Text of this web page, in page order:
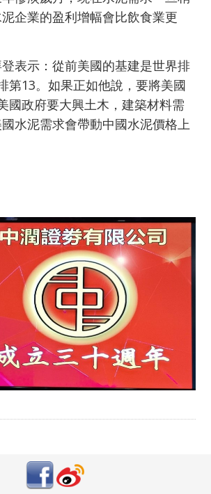
企業的盈利增幅會比飲食業更
表示：從前美國的基建是世界排
第13。如果正如他說，要將美國
國政府要大興土木，建築材料需
水泥需求會帶動中國水泥價格上